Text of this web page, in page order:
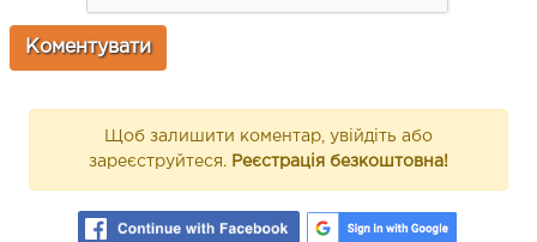
Щоб залишити коментар, увійдіть або
зареєструйтеся. Реєстрація безкоштовна!